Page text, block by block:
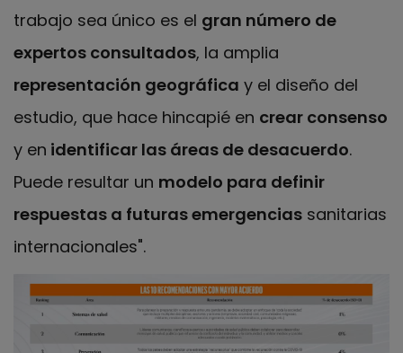
trabajo sea único es el gran número de
expertos consultados, la amplia
representación geográfica y el diseño del
estudio, que hace hincapié en crear consenso
y en identificar las áreas de desacuerdo.
Puede resultar un modelo para definir
respuestas a futuras emergencias sanitarias
internacionales".